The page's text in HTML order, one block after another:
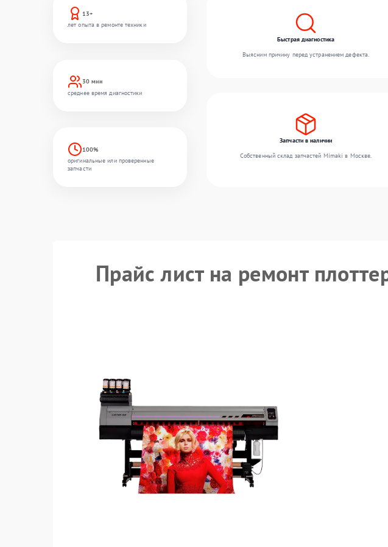
13+
лет опыта в ремонте техники
30 мин
среднее время диагностики
100%
оригинальные или проверенные
запчасти
Быстрая диагностика
Выясним причину перед устранением дефекта.
Запчасти в наличии
Собственный склад запчастей Mimaki в Москве.
Прайс лист на ремонт